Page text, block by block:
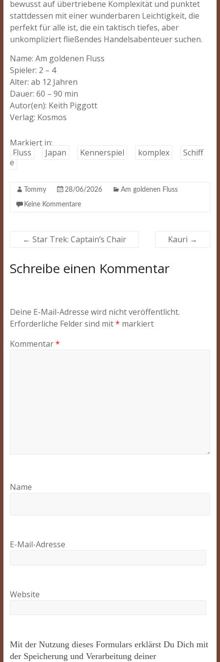
bewusst auf übertriebene Komplexität und punktet
stattdessen mit einer wunderbaren Leichtigkeit, die
perfekt für alle ist, die ein taktisch tiefes, aber
unkompliziert fließendes Handelsabenteuer suchen.
Name: Am goldenen Fluss
Spieler: 2 – 4
Alter: ab 12 Jahren
Dauer: 60 – 90 min
Autor(en): Keith Piggott
Verlag: Kosmos
Markiert in:
Fluss
Japan Kennerspiel komplex
Schiff
e
Tommy 28/06/2026 Am goldenen Fluss
Keine Kommentare
← Star Trek: Captain’s Chair Kauri →
Schreibe einen Kommentar
Deine E-Mail-Adresse wird nicht veröffentlicht.
Erforderliche Felder sind mit* markiert
Kommentar*
Name
E-Mail-Adresse
Website
Mit der Nutzung dieses Formulars erklärst Du Dich mit
der Speicherung und Verarbeitung deiner